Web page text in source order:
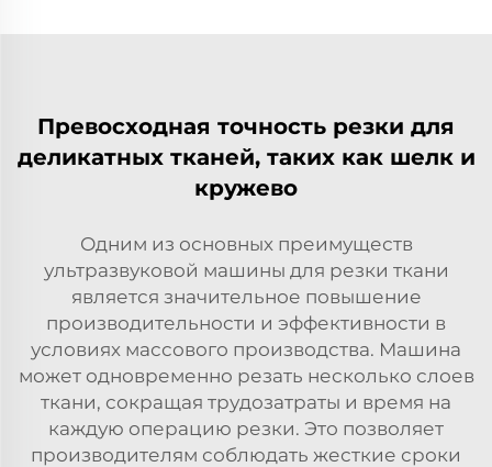
Превосходная точность резки для
деликатных тканей, таких как шелк и
кружево
Одним из основных преимуществ
ультразвуковой машины для резки ткани
является значительное повышение
производительности и эффективности в
условиях массового производства. Машина
может одновременно резать несколько слоев
ткани, сокращая трудозатраты и время на
каждую операцию резки. Это позволяет
производителям соблюдать жесткие сроки